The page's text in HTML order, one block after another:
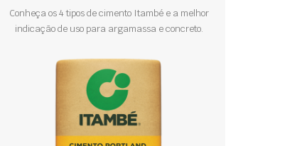
Conheça os 4 tipos de cimento Itambé e a melhor
indicação de uso para argamassa e concreto.